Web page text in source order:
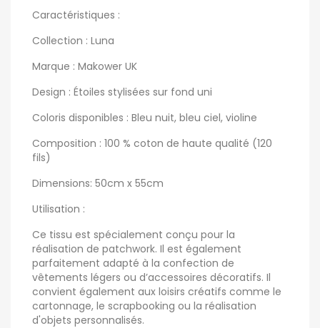
Caractéristiques :
Collection : Luna
Marque : Makower UK
Design : Étoiles stylisées sur fond uni
Coloris disponibles : Bleu nuit, bleu ciel, violine
Composition : 100 % coton de haute qualité (120
fils)
Dimensions: 50cm x 55cm
Utilisation :
Ce tissu est spécialement conçu pour la
réalisation de patchwork. Il est également
parfaitement adapté à la confection de
vêtements légers ou d’accessoires décoratifs. Il
convient également aux loisirs créatifs comme le
cartonnage, le scrapbooking ou la réalisation
d'objets personnalisés.